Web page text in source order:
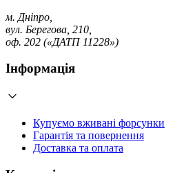
м. Дніпро,
вул. Берегова, 210,
оф. 202 («ДАТП 11228»)
Інформація
Купуємо вживані форсунки
Гарантія та повернення
Доставка та оплата